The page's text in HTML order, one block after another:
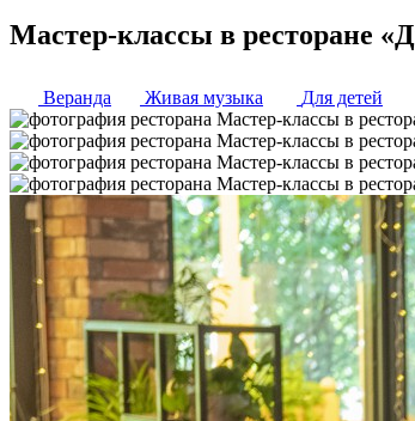
Мастер-классы в ресторане
Веранда Живая музыка Для детей